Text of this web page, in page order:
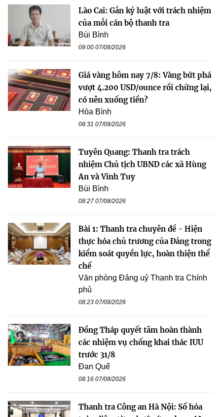
Lào Cai: Gắn kỷ luật với trách nhiệm
của mỗi cán bộ thanh tra
Bùi Bình
09:00 07/08/2026
Giá vàng hôm nay 7/8: Vàng bứt phá
vượt 4.200 USD/ounce rồi chững lại,
có nên xuống tiền?
Hòa Bình
08:31 07/08/2026
Tuyên Quang: Thanh tra trách
nhiệm Chủ tịch UBND các xã Hùng
An và Vĩnh Tuy
Bùi Bình
08:27 07/08/2026
Bài 1: Thanh tra chuyên đề - Hiện
thực hóa chủ trương của Đảng trong
kiểm soát quyền lực, hoàn thiện thể
chế
Văn phòng Đảng uỷ Thanh tra Chính
phủ
08:23 07/08/2026
Đồng Tháp quyết tâm hoàn thành
các nhiệm vụ chống khai thác IUU
trước 31/8
Đan Quế
08:16 07/08/2026
Thanh tra Công an Hà Nội: Số hóa